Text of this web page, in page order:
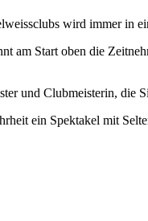
wird immer in
am Start oben die
und Clubmeisterin, die
ein Spektakel mit